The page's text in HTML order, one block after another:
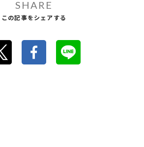
SHARE
この記事をシェアする